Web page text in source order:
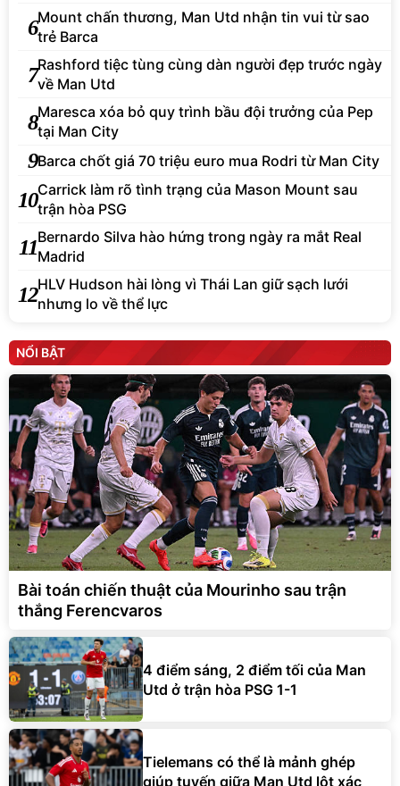
6Mount chấn thương, Man Utd nhận tin vui từ sao
trẻ Barca
7Rashford tiệc tùng cùng dàn người đẹp trước ngày
về Man Utd
8Maresca xóa bỏ quy trình bầu đội trưởng của Pep
tại Man City
9Barca chốt giá 70 triệu euro mua Rodri từ Man City
10Carrick làm rõ tình trạng của Mason Mount sau
trận hòa PSG
11Bernardo Silva hào hứng trong ngày ra mắt Real
Madrid
12HLV Hudson hài lòng vì Thái Lan giữ sạch lưới
nhưng lo về thể lực
NỔI BẬT
Bài toán chiến thuật của Mourinho sau trận
thắng Ferencvaros
4 điểm sáng, 2 điểm tối của Man
Utd ở trận hòa PSG 1-1
Tielemans có thể là mảnh ghép
giúp tuyến giữa Man Utd lột xác